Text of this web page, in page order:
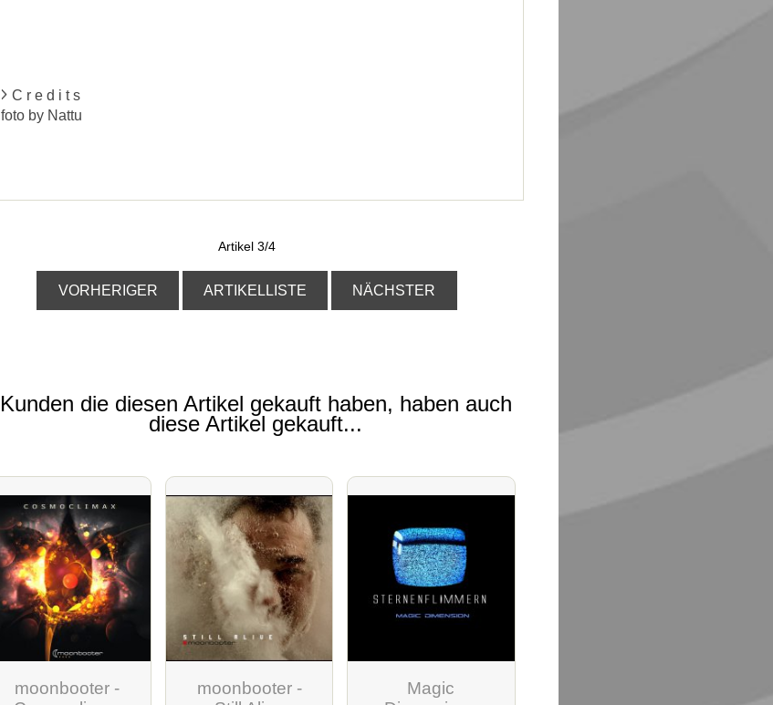
C r e d i t s
foto by Nattu
Artikel 3/4
VORHERIGER ARTIKELLISTE NÄCHSTER
Kunden die diesen Artikel gekauft haben, haben auch
diese Artikel gekauft...
moonbooter -
moonbooter -
Magic